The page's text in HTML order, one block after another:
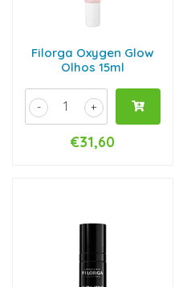
Filorga Oxygen Glow
Olhos 15ml
+
-
€31,60